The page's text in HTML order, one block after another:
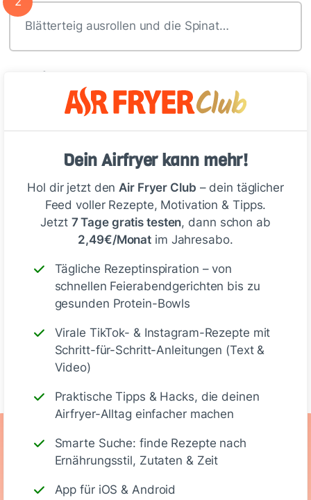
Dein Airfryer kann mehr!
Hol dir jetzt den Air Fryer Club – dein täglicher
Feed voller Rezepte, Motivation & Tipps.
Jetzt 7 Tage gratis testen, dann schon ab
2,49€/Monat im Jahresabo.
Tägliche Rezeptinspiration – von
schnellen Feierabendgerichten bis zu
gesunden Protein-Bowls
Virale TikTok- & Instagram-Rezepte mit
Schritt-für-Schritt-Anleitungen (Text &
Video)
Praktische Tipps & Hacks, die deinen
Airfryer-Alltag einfacher machen
Smarte Suche: finde Rezepte nach
Ernährungsstil, Zutaten & Zeit
App für iOS & Android
Blätterteig ausrollen und die Spinat…
Tipp
Du kannst die Twister auch im Air­
fryer backen. Dann die
Rezeptmenge halbieren und die
backen.
Deine Notizen
Ernährungswerte